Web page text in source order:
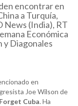
encontrar en
a Turquía,
News (India), RT
Económica
y Diagonales
en
Joe Wilson de
Cuba. Ha